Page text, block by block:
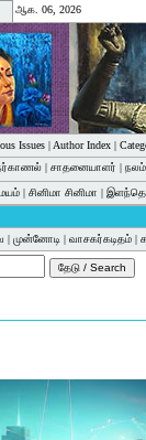
ஆக. 06, 2026
Issues| Author Index|
| சாதனையாளர் |
| சினிமா சினிமா |
| முன்னோடி | வாசகர்கடிதம் |